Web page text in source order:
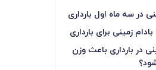
در سه ماه اول بارداری
زمینی برای بارداری
در بارداری باعث وزن